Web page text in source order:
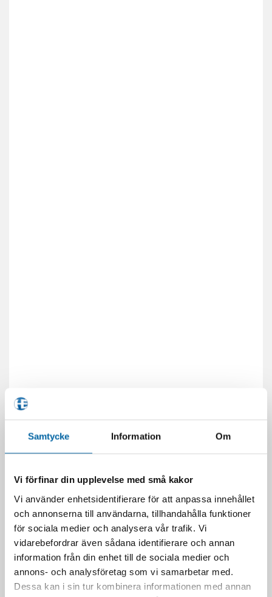
Samtycke Information Om
Vi förfinar din upplevelse med små kakor
Vi använder enhetsidentifierare för att anpassa innehållet
och annonserna till användarna, tillhandahålla funktioner
för sociala medier och analysera vår trafik. Vi
vidarebefordrar även sådana identifierare och annan
information från din enhet till de sociala medier och
annons- och analysföretag som vi samarbetar med.
Dessa kan i sin tur kombinera informationen med annan